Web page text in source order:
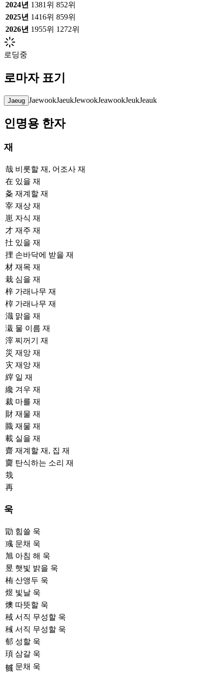
2024년 1381위 852위
2025년 1416위 859위
2026년 1955위 1272위
로딩중
로마자 표기
Jaeug JaewookJaeukJewookJeawookJeukJeauk
인명용 한자
재
哉 비롯할 재, 어조사 재
在 있을 재
夈 재계할 재
宰 재상 재
崽 자식 재
才 재주 재
扗 있을 재
捚 손바닥에 받을 재
材 재목 재
栽 심을 재
梓 가래나무 재
榟 가래나무 재
渽 맑을 재
溨 물 이름 재
滓 찌꺼기 재
災 재앙 재
灾 재앙 재
縡 일 재
纔 겨우 재
裁 마를 재
財 재물 재
賳 재물 재
載 실을 재
齋 재계할 재, 집 재
齎 탄식하는 소리 재
㦳
再
욱
勖 힘쓸 욱
彧 문채 욱
旭 아침 해 욱
昱 햇빛 밝을 욱
栯 산앵두 욱
煜 빛날 욱
燠 따뜻할 욱
稢 서직 무성할 욱
稶 서직 무성할 욱
郁 성할 욱
頊 삼갈 욱
𢒰 문채 욱